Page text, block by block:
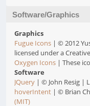
Software/Graphics
Graphics
Fugue Icons | © 2012
licensed under a
Oxygen Icons | These
Software
JQuery | © John Resig |
hoverIntent | © Brian
(MIT)